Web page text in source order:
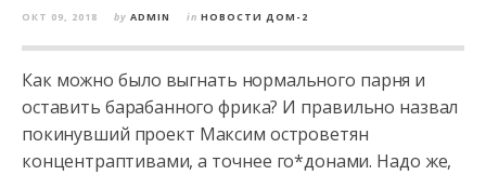
ОКТ 09, 2018 by ADMIN in НОВОСТИ ДОМ-2
Как можно было выгнать нормального парня и
оставить барабанного фрика? И правильно назвал
покинувший проект Максим островетян
концентраптивами, а точнее го*донами. Надо же,